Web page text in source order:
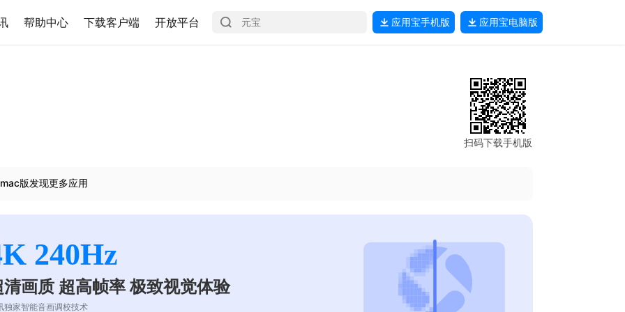
帮助中心 下载客户端 开放平台 应用宝手机版 应用宝电脑版
扫码下载手机版
版发现更多应用
240Hz
清画质 超高帧率 极致视觉体验
独家智能音画调校技术